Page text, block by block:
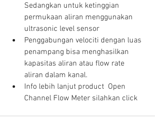
Sedangkan untuk ketinggian
permukaan aliran menggunakan
ultrasonic level sensor
Penggabungan velociti dengan luas
penampang bisa menghasilkan
kapasitas aliran atau flow rate
aliran dalam kanal.
Info lebih lanjut product  Open
Channel Flow Meter silahkan click